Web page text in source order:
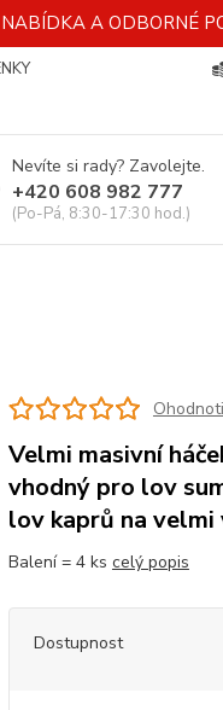
NABÍDKA A ODBORNÉ
Nevíte si rady? Zavolejte.
+420 608 982 777
(Po-Pá, 8:30-17:30 hod.)
Velmi masivní
vhodný pro lov
lov kaprů na
Balení = 4 ks celý popis
Dostupnost